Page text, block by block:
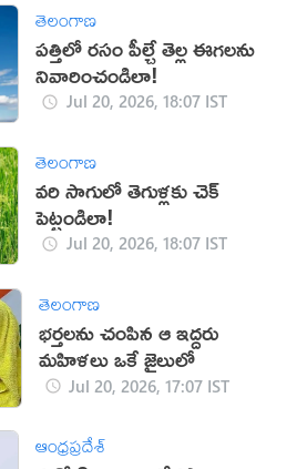
తెలంగాణ
పత్తిలో రసం పీల్చే తెల్ల ఈగలను
నివారించండిలా!
Jul 20, 2026, 18:07 IST
తెలంగాణ
వరి సాగులో తెగుళ్లకు చెక్
పెట్టండిలా!
Jul 20, 2026, 18:07 IST
తెలంగాణ
భర్తలను చంపిన ఆ ఇద్దరు
మహిళలు ఒకే జైలులో
Jul 20, 2026, 17:07 IST
ఆంధ్రప్రదేశ్